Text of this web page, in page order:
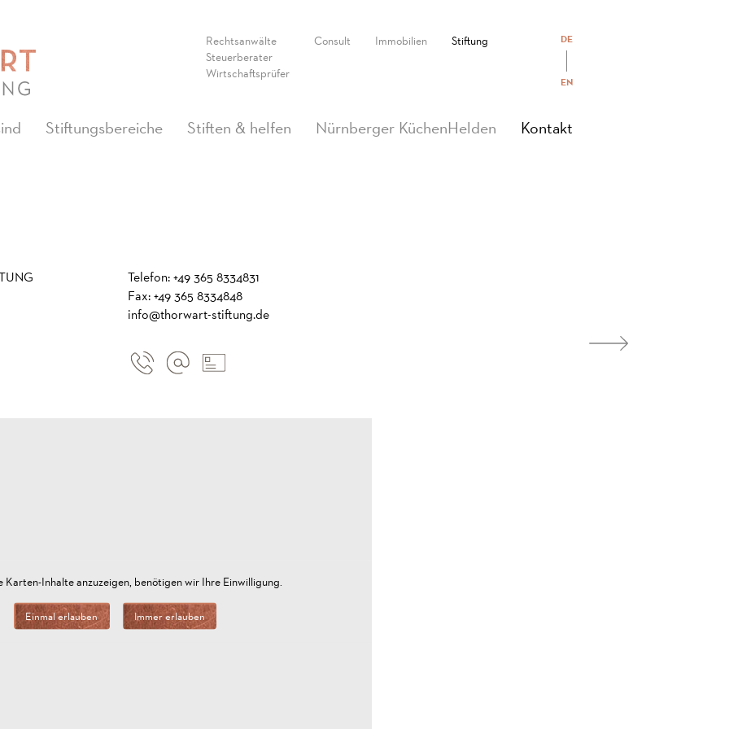
Rechtsanwälte
Steuerberater
Wirtschaftsprüfer
Consult Immobilien Stiftung DE
EN
Stiftungsbereiche Stiften & helfen Nürnberger KüchenHelden Kontakt
Telefon: +49 365 8334831
Fax: +49 365 8334848
info@thorwart-stiftung.de
Karten-Inhalte anzuzeigen, benötigen wir Ihre Einwilligung.
Einmal erlauben Immer erlauben